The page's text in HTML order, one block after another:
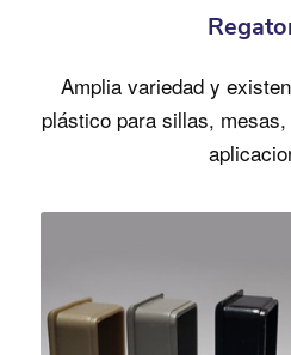
Amplia variedad y
plástico para sillas,